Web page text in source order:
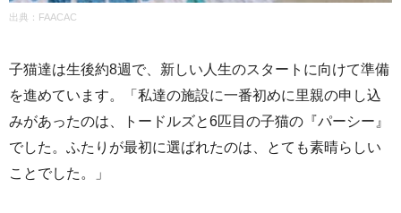
出典：FAACAC
子猫達は生後約8週で、新しい人生のスタートに向けて準備
を進めています。「私達の施設に一番初めに里親の申し込
みがあったのは、トードルズと6匹目の子猫の『パーシー』
でした。ふたりが最初に選ばれたのは、とても素晴らしい
ことでした。」